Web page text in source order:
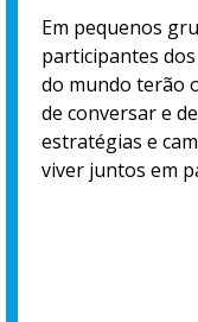
Em pequenos
participantes
do mundo terão
de conversar e
estratégias e
viver juntos em